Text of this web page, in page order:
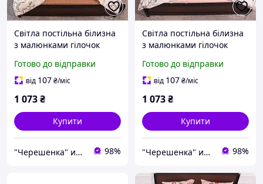
Світла постільна білизна
з малюнками гілочок
180*220 бавовняна
комбінована з бязі Gold,
Готово до відправки
від 107₴/міс
1 073₴
Купити
"Черешенка" интернет-магазин оптово-розничной торговли 98%
Світла постільна білизна
з малюнками гілочок
180*220 бавовняна
комбінована з бязі Gold,
Готово до відправки
від 107₴/міс
1 073₴
Купити
"Черешенка" интернет-магазин оптово-розничной торговли 98%